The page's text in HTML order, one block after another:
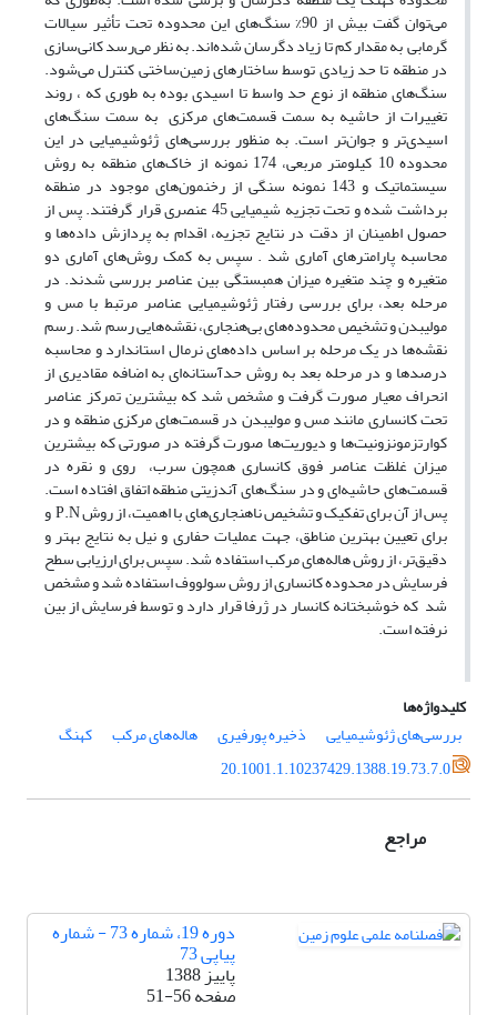
می‌توان گفت بیش از 90% سنگ‌های این محدوده تحت تأثیر سیالات
گرمابی به مقدار کم تا زیاد دگرسان شده‌اند. به نظر می‌رسد کانی‌سازی
در منطقه تا حد زیادی توسط ساختارهای زمین‌ساختی کنترل می‌شود.
سنگ‌های منطقه از نوع حد واسط تا اسیدی بوده به طوری که ، روند
تغییرات از حاشیه به سمت قسمت‌های مرکزی به سمت سنگ‌های
اسیدی‌تر و جوان‌تر است. به منظور بررسی‌های ژئوشیمیایی در این
محدوده 10 کیلومتر مربعی، 174 نمونه از خاک‌های منطقه به روش
سیستماتیک و 143 نمونه سنگی از رخنمون‌های موجود در منطقه
برداشت شده و تحت تجزیه شیمیایی 45 عنصری قرار گرفتند. پس از
حصول اطمینان از دقت در نتایج تجزیه، اقدام به پردازش داده‌ها و
محاسبه پارامترهای آماری شد . سپس به کمک روش‌های آماری دو
متغیره و چند متغیره میزان همبستگی بین عناصر بررسی شدند. در
مرحله بعد، برای بررسی رفتار ژئوشیمیایی عناصر مرتبط با مس و
مولیبدن و تشخیص محدوده‌های بی‌هنجاری، نقشه‌هایی رسم شد. رسم
نقشه‌ها در یک مرحله بر اساس داده‌های نرمال استاندارد و محاسبه
درصدها و در مرحله بعد به روش حدآستانه‌ای به اضافه مقادیری از
انحراف معیار صورت گرفت و مشخص شد که بیشترین تمرکز عناصر
تحت کانساری مانند مس و مولیبدن در قسمت‌های مرکزی منطقه و در
کوارتز‌مونزونیت‌ها و دیوریت‌ها صورت گرفته در صورتی که بیشترین
میزان غلظت عناصر فوق کانساری همچون سرب، روی و نقره در
قسمت‌های حاشیه‌ای و در سنگ‌های آندزیتی منطقه اتفاق افتاده است.
پس از آن برای تفکیک و تشخیص نا‌هنجاری‌‌های با اهمیت، از روش P.N و
برای تعیین بهترین مناطق، جهت عملیات حفاری و نیل به نتایج بهتر و
دقیق‌تر، از روش هاله‌های مرکب استفاده شد. سپس برای ارزیابی سطح
فرسایش در محدوده کانساری از روش سولووف استفاده شد و مشخص
شد که خوشبختانه کانسار در ژرفا قرار دارد و توسط فرسایش از بین
نرفته است.
کلیدواژه‌ها
بررسی‌های ژئوشیمیایی
ذخیره پورفیری هاله‌های مرکب
کهنگ
20.1001.1.10237429.1388.19.73.7.0
مراجع
دوره 19، شماره 73 - شماره
پیاپی 73
پاییز 1388
صفحه51-56